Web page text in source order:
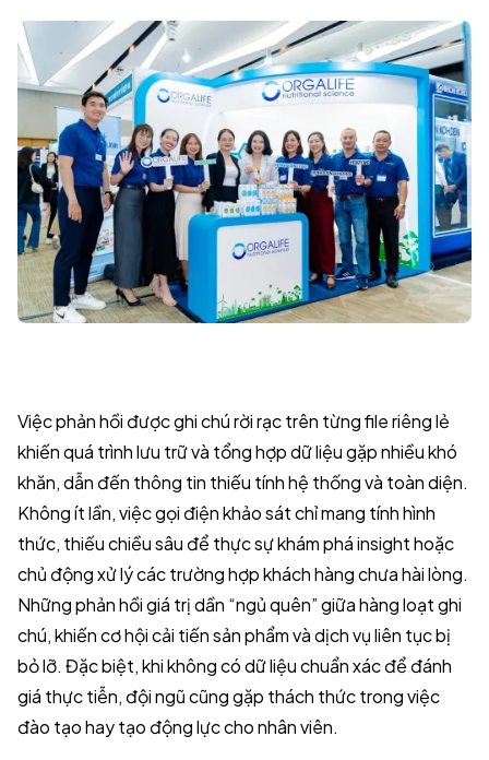
Việc phản hồi được ghi chú rời rạc trên từng file riêng lẻ
khiến quá trình lưu trữ và tổng hợp dữ liệu gặp nhiều khó
khăn, dẫn đến thông tin thiếu tính hệ thống và toàn diện.
Không ít lần, việc gọi điện khảo sát chỉ mang tính hình
thức, thiếu chiều sâu để thực sự khám phá insight hoặc
chủ động xử lý các trường hợp khách hàng chưa hài lòng.
Những phản hồi giá trị dần “ngủ quên” giữa hàng loạt ghi
chú, khiến cơ hội cải tiến sản phẩm và dịch vụ liên tục bị
bỏ lỡ. Đặc biệt, khi không có dữ liệu chuẩn xác để đánh
giá thực tiễn, đội ngũ cũng gặp thách thức trong việc
đào tạo hay tạo động lực cho nhân viên.